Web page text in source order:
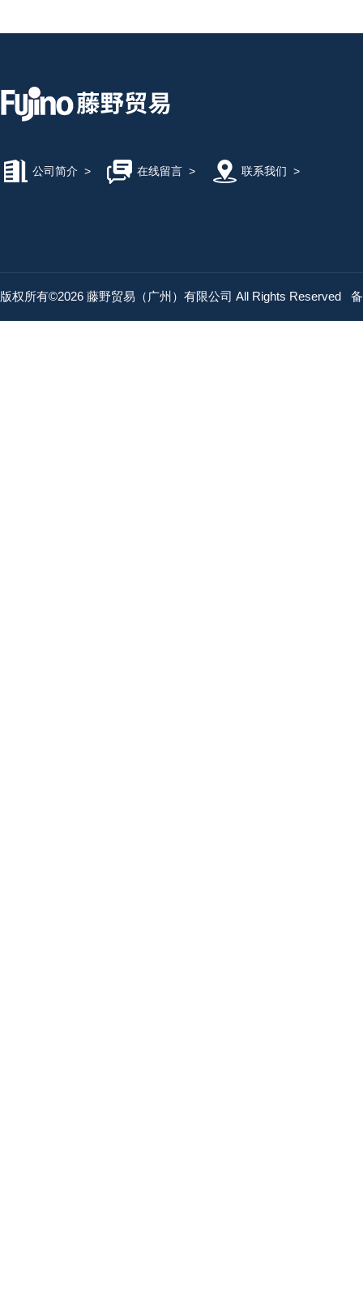
公司简介 > 在线留言> 联系我们 >
版权所有©2026 藤野贸易（广州）有限公司 All Rights Reserved